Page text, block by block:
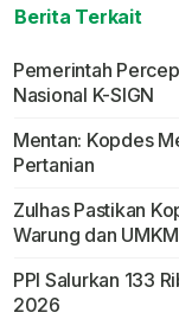
Berita Terkait
Pemerintah
Nasional K-SIGN
Mentan: Kopdes
Pertanian
Zulhas Pastikan
Warung dan
PPI Salurkan 133
2026